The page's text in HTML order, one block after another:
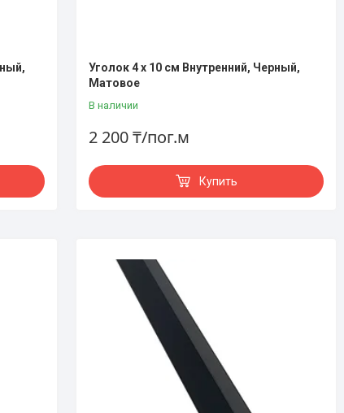
Уголок 4 х 10 см Внутренний, Черный,
Матовое
В наличии
2 200 ₸/пог.м
Купить